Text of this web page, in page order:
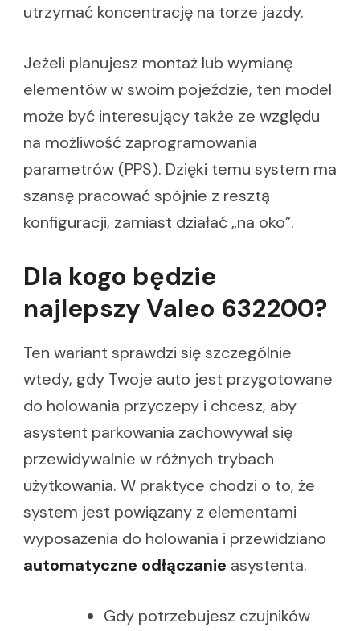
utrzymać koncentrację na torze jazdy.
Jeżeli planujesz montaż lub wymianę
elementów w swoim pojeździe, ten model
może być interesujący także ze względu
na możliwość zaprogramowania
parametrów (PPS). Dzięki temu system ma
szansę pracować spójnie z resztą
konfiguracji, zamiast działać „na oko”.
Dla kogo będzie
najlepszy Valeo 632200?
Ten wariant sprawdzi się szczególnie
wtedy, gdy Twoje auto jest przygotowane
do holowania przyczepy i chcesz, aby
asystent parkowania zachowywał się
przewidywalnie w różnych trybach
użytkowania. W praktyce chodzi o to, że
system jest powiązany z elementami
wyposażenia do holowania i przewidziano
automatyczne odłączanie asystenta.
Gdy potrzebujesz czujników